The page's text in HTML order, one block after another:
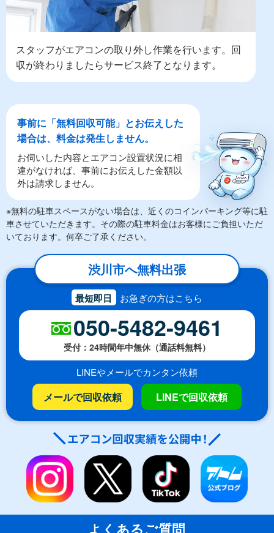
スタッフがエアコンの取り外し作業を行います。回
収が終わりましたらサービス終了となります。
事前に「無料回収可能」とお伝えした
場合は、料金は発生しません。
お伺いした内容とエアコン設置状況に相
違がなければ、事前にお伝えした金額以
外は請求しません。
※無料の駐車スペースがない場合は、近くのコインパーキング等に駐
車させていただきます。その際の駐車料金はお客様にご負担いただ
いております。何卒ご了承ください。
渋川市へ無料出張
最短即日 お急ぎの方はこちら
050-5482-9461
受付：24時間年中無休（通話料無料）
LINEやメールでカンタン依頼
メールで回収依頼 LINEで回収依頼
よくあるご質問